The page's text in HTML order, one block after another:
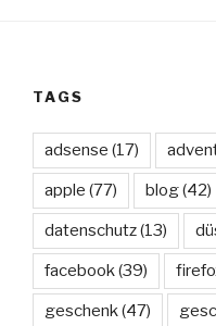
TAGS
adsense (17)
apple (77) blog(42)
datenschutz(13)
facebook(39)
geschenk(47)